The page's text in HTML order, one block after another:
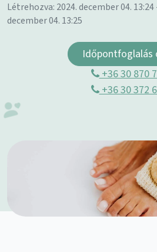
Létrehozva: 2024. december 04.
december 04. 13:25
Időpontfoglalás
+36 30 870
+36 30 372